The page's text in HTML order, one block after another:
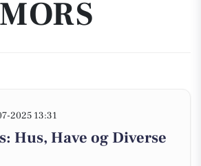
MORS
2025 13:31
Hus, Have og Diverse